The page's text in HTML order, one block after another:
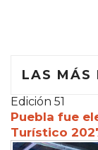
LAS MÁS
Edición 51
Puebla fue
Turístico